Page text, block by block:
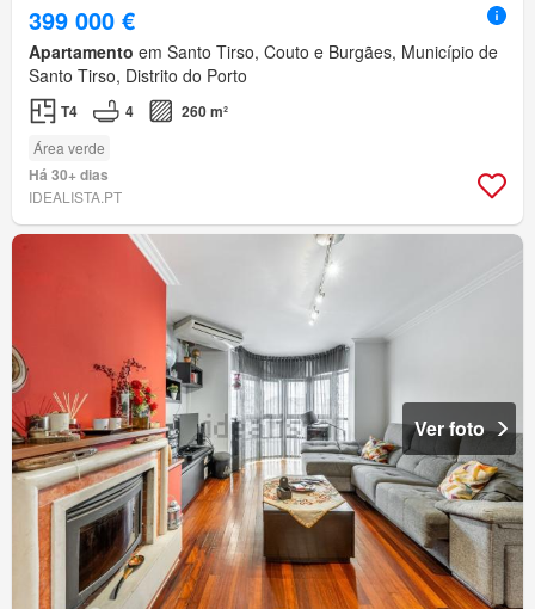
399 000 €
Apartamento em Santo Tirso, Couto e Burgães, Município de
Santo Tirso, Distrito do Porto
T4 4 260 m²
Área verde
Há 30+ dias
IDEALISTA.PT
Ver foto